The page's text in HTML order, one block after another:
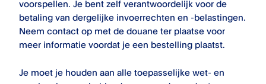
voorspellen. Je bent zelf verantwoordelijk voor de
betaling van dergelijke invoerrechten en -belastingen.
Neem contact op met de douane ter plaatse voor
meer informatie voordat je een bestelling plaatst.
Je moet je houden aan alle toepasselijke wet- en